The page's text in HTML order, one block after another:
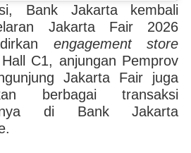
Bank Jakarta kembali
Jakarta Fair 2026
engagement store
C1, anjungan Pemprov
Jakarta Fair juga
berbagai transaksi
di Bank Jakarta